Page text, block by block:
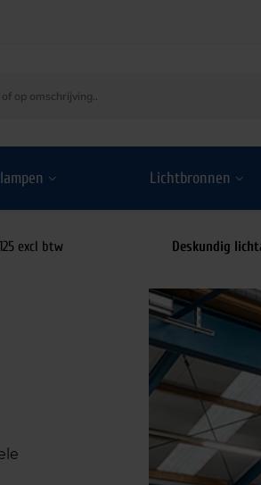
Lichtbronnen
excl btw Deskundig